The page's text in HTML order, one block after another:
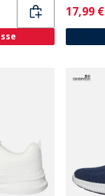
Current
17,99 €